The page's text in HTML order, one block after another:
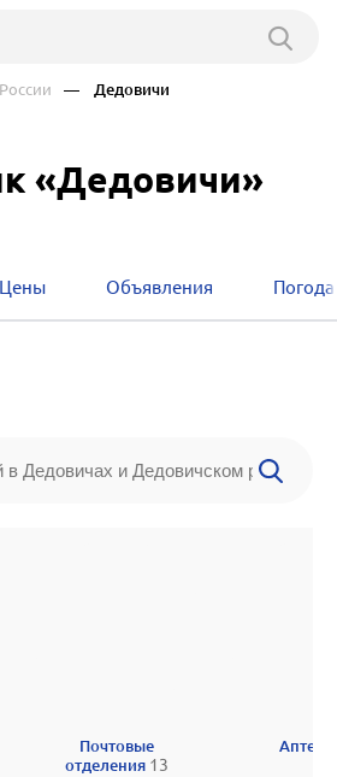
— Дедовичи
«Дедовичи»
Цены Объявления Погода
Почтовые
отделения 13
Аптеки